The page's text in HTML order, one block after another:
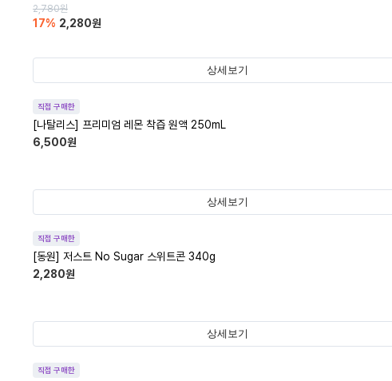
2,780원
17% 2,280원
상세보기
직접 구매한
[나탈리스] 프리미엄 레몬 착즙 원액 250mL
6,500원
상세보기
직접 구매한
[동원] 저스트 No Sugar 스위트콘 340g
2,280원
상세보기
직접 구매한